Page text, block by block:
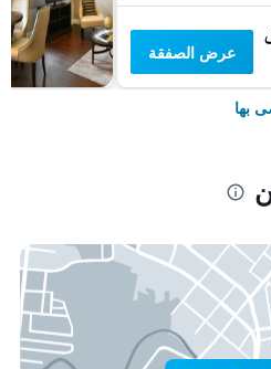
عرض الصفقة
بها